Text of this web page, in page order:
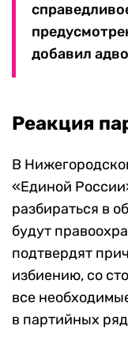
добавил
Реакция
В
«Единой
разбираться в
будут
подтвердят
избиению, со
все
в партийных